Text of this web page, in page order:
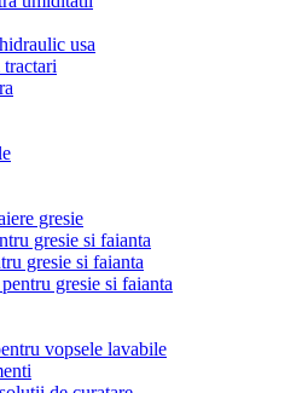
usa
gresie
gresie si faianta
gresie si faianta
gresie si faianta
vopsele lavabile